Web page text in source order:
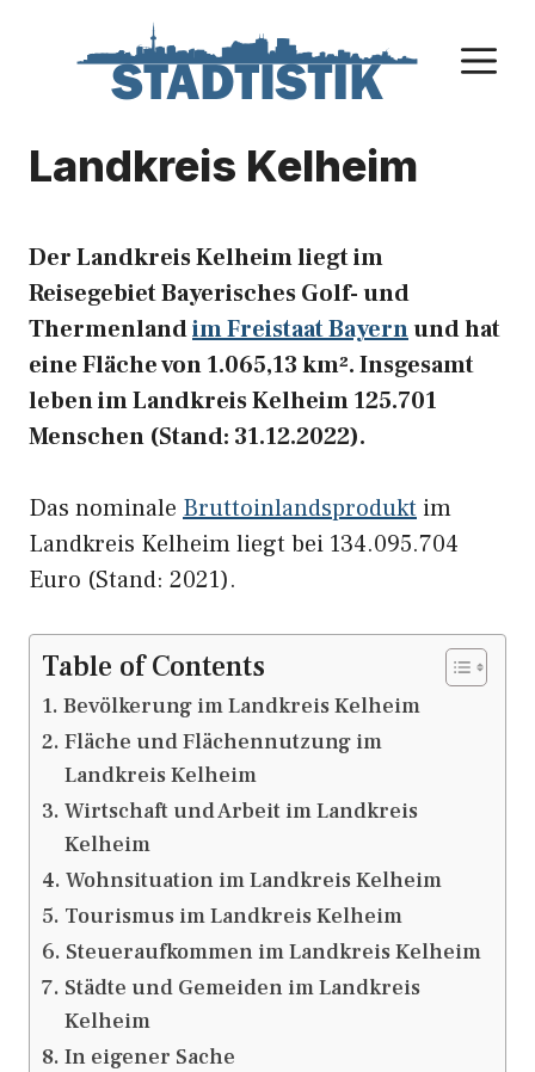
Landkreis Kelheim
Der Landkreis Kelheim liegt im
Reisegebiet Bayerisches Golf- und
Thermenlandim Freistaat Bayernund hat
eine Fläche von 1.065,13 km². Insgesamt
leben im Landkreis Kelheim 125.701
Menschen (Stand: 31.12.2022).
Das nominale Bruttoinlandsprodukt im
Landkreis Kelheim liegt bei 134.095.704
Euro (Stand: 2021).
Table of Contents
Bevölkerung im Landkreis Kelheim
Fläche und Flächennutzung im
Landkreis Kelheim
Wirtschaft und Arbeit im Landkreis
Kelheim
Wohnsituation im Landkreis Kelheim
Tourismus im Landkreis Kelheim
Steueraufkommen im Landkreis Kelheim
Städte und Gemeiden im Landkreis
Kelheim
In eigener Sache